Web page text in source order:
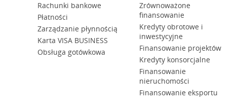
Rachunki bankowe
Płatności
Zarządzanie płynnością
Karta VISA BUSINESS
Obsługa gotówkowa
Zrównoważone
finansowanie
Kredyty obrotowe i
inwestycyjne
Finansowanie projektów
Kredyty konsorcjalne
Finansowanie
nieruchomości
Finansowanie eksportu